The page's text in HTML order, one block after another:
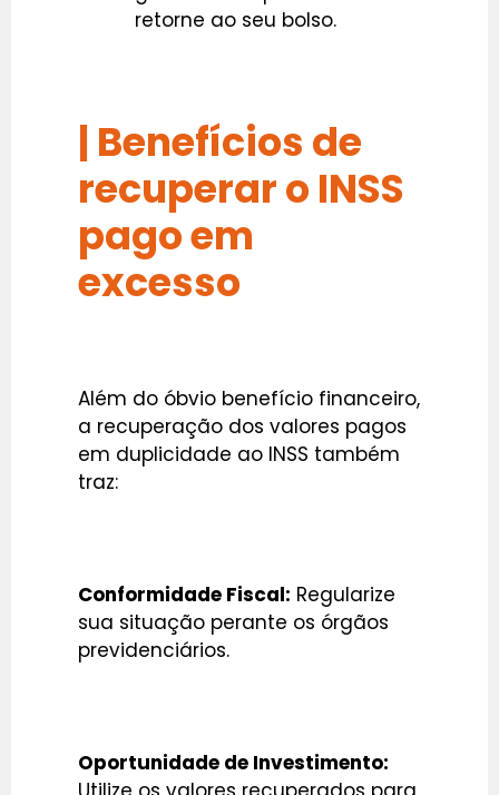
retorne ao seu bolso.
| Benefícios de
recuperar o INSS
pago em
excesso
Além do óbvio benefício financeiro,
a recuperação dos valores pagos
em duplicidade ao INSS também
traz:
Conformidade Fiscal: Regularize
sua situação perante os órgãos
previdenciários.
Oportunidade de Investimento: